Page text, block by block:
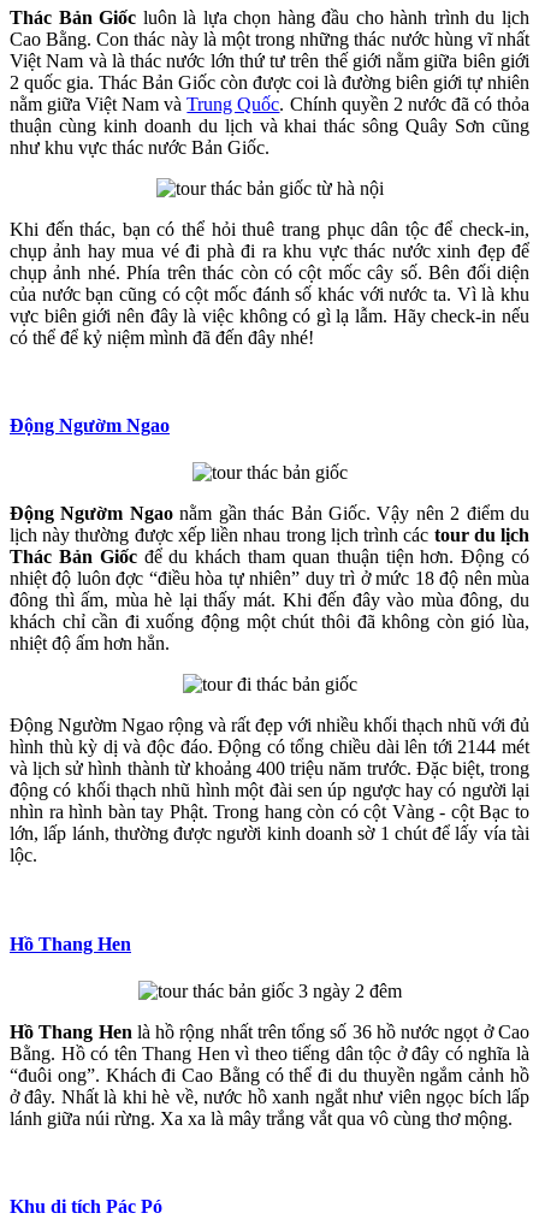
Thác Bản Giốc luôn là lựa chọn hàng đầu cho hành trình du lịch
Cao Bằng. Con thác này là một trong những thác nước hùng vĩ nhất
Việt Nam và là thác nước lớn thứ tư trên thế giới nằm giữa biên giới
2 quốc gia. Thác Bản Giốc còn được coi là đường biên giới tự nhiên
nằm giữa Việt Nam vàTrung Quốc. Chính quyền 2 nước đã có thỏa
thuận cùng kinh doanh du lịch và khai thác sông Quây Sơn cũng
như khu vực thác nước Bản Giốc.
Khi đến thác, bạn có thể hỏi thuê trang phục dân tộc để check-in,
chụp ảnh hay mua vé đi phà đi ra khu vực thác nước xinh đẹp để
chụp ảnh nhé. Phía trên thác còn có cột mốc cây số. Bên đối diện
của nước bạn cũng có cột mốc đánh số khác với nước ta. Vì là khu
vực biên giới nên đây là việc không có gì lạ lẫm. Hãy check-in nếu
có thể để kỷ niệm mình đã đến đây nhé!
Động Ngườm Ngao
Động Ngườm Ngaonằm gần thác Bản Giốc. Vậy nên 2 điểm du
lịch này thường được xếp liền nhau trong lịch trình các tour du lịch
Thác Bản Giốcđể du khách tham quan thuận tiện hơn. Động có
nhiệt độ luôn đợc “điều hòa tự nhiên” duy trì ở mức 18 độ nên mùa
đông thì ấm, mùa hè lại thấy mát. Khi đến đây vào mùa đông, du
khách chỉ cần đi xuống động một chút thôi đã không còn gió lùa,
nhiệt độ ấm hơn hẳn.
Động Ngườm Ngao rộng và rất đẹp với nhiều khối thạch nhũ với đủ
hình thù kỳ dị và độc đáo. Động có tổng chiều dài lên tới 2144 mét
và lịch sử hình thành từ khoảng 400 triệu năm trước. Đặc biệt, trong
động có khối thạch nhũ hình một đài sen úp ngược hay có người lại
nhìn ra hình bàn tay Phật. Trong hang còn có cột Vàng - cột Bạc to
lớn, lấp lánh, thường được người kinh doanh sờ 1 chút để lấy vía tài
lộc.
Hồ Thang Hen
Hồ Thang Hen là hồ rộng nhất trên tổng số 36 hồ nước ngọt ở Cao
Bằng. Hồ có tên Thang Hen vì theo tiếng dân tộc ở đây có nghĩa là
“đuôi ong”. Khách đi Cao Bằng có thể đi du thuyền ngắm cảnh hồ
ở đây. Nhất là khi hè về, nước hồ xanh ngắt như viên ngọc bích lấp
lánh giữa núi rừng. Xa xa là mây trắng vắt qua vô cùng thơ mộng.
Khu di tích Pác Pó